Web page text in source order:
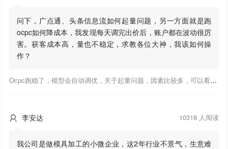
问下，广点通、头条信息流如何起量问题，另一方面就是跑
ocpc如何降成本，我发现每天调完出价后，账户都在波动很厉
害。获客成本高，量也不稳定，求教各位大神，我该如何操
作？
Ocpc跑稳了，模型会自动调优，关于起量问题，因素比较多，可以看下靠谱推大神出的干货文章，都是经验总结，应该可以找到对应解决。
 李安达 10318 人阅读
我公司是做模具加工的小微企业，这2年行业不景气，生意难